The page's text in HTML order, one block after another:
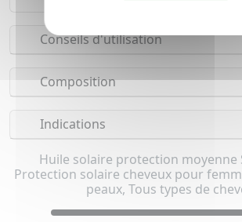
Conseils d'utilisation
Composition
Indications
Huile solaire protection moyenne
Protection solaire cheveux pour
peaux, Tous types de